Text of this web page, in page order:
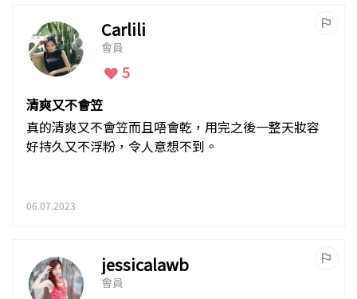
Carlili
會員
5
清爽又不會笠
真的清爽又不會笠而且唔會乾，用完之後一整天妝容
好持久又不浮粉，令人意想不到。
06.07.2023
jessicalawb
會員